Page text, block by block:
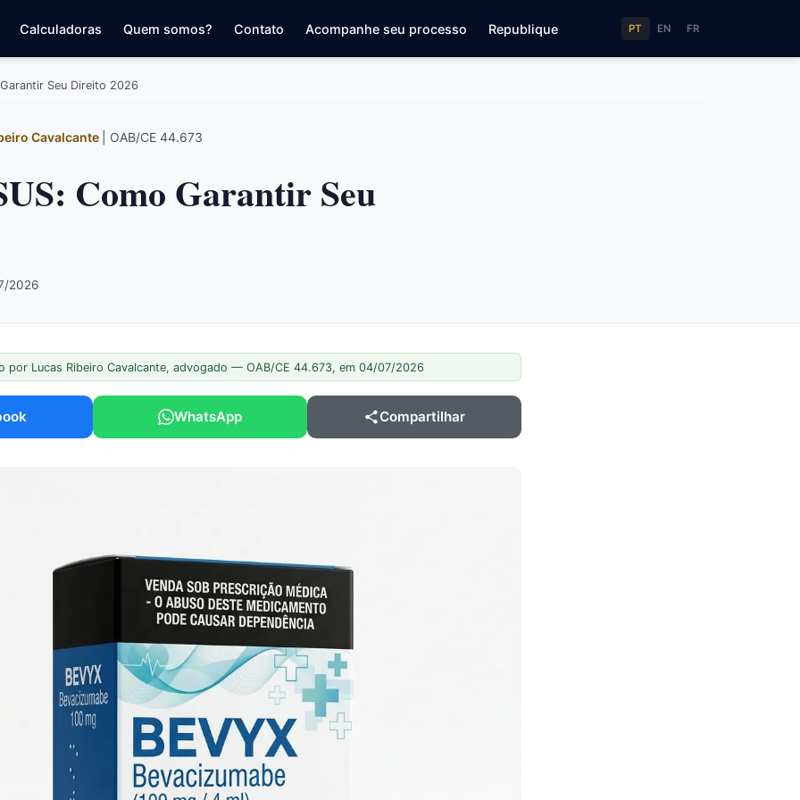
Calculadoras Quem somos? Contato Acompanhe seu processo Republique PT EN FR
Seu Direito 2026
Cavalcante | OAB/CE 44.673
Como Garantir Seu
2026
por Lucas Ribeiro Cavalcante, advogado — OAB/CE 44.673, em 04/07/2026
WhatsApp Compartilhar